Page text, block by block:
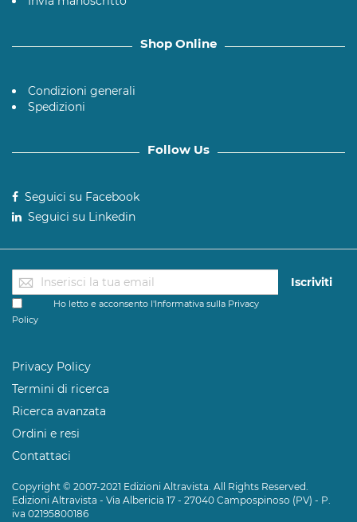
Shop Online
Condizioni generali
Spedizioni
Follow Us
Seguici su Facebook
Seguici su Linkedin
Ho letto e acconsento l'Informativa sulla Privacy
Policy
Iscriviti
Privacy Policy
Termini di ricerca
Ricerca avanzata
Ordini e resi
Contattaci
Copyright © 2007-2021 Edizioni Altravista. All Rights Reserved.
Edizioni Altravista - Via Albericia 17 - 27040 Campospinoso (PV) - P.
iva 02195800186